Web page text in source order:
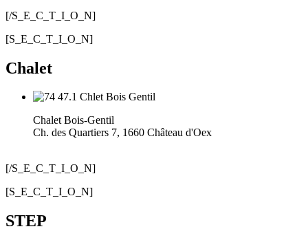
[/S_E_C_T_I_O_N]
[S_E_C_T_I_O_N]
Chalet
Chalet Bois-Gentil
Ch. des Quartiers 7, 1660 Château d'Oex
[/S_E_C_T_I_O_N]
[S_E_C_T_I_O_N]
STEP